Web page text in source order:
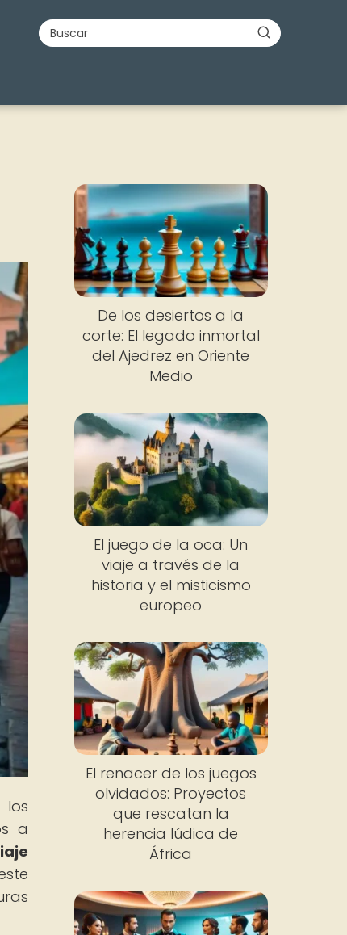
los
a
De los desiertos a la
corte: El legado inmortal
del Ajedrez en Oriente
Medio
El juego de la oca: Un
viaje a través de la
historia y el misticismo
europeo
El renacer de los juegos
olvidados: Proyectos
que rescatan la
herencia lúdica de
África